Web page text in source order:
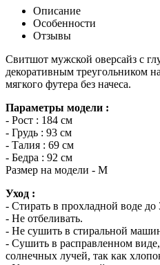
Описание
Особенности
Отзывы
Свитшот мужской оверсайз с
декоративным треугольником
мягкого футера без начеса.
Параметры модели :
- Рост : 184 см
- Грудь : 93 см
- Талия : 69 см
- Бедра : 92 см
Размер на модели - M
Уход :
- Стирать в прохладной воде до
- Не отбеливать.
- Не сушить в стиральной
- Сушить в расправленном
солнечных лучей, так как